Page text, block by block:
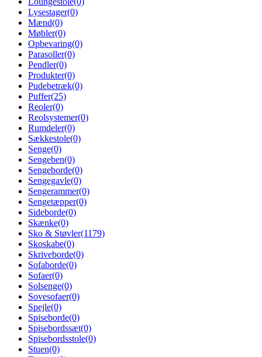
Lysestager(0)
Mænd(0)
Møbler(0)
Opbevaring(0)
Parasoller(0)
Pendler(0)
Produkter(0)
Pudebetræk(0)
Puffer(25)
Reoler(0)
Reolsystemer(0)
Rumdeler(0)
Sækkestole(0)
Senge(0)
Sengeben(0)
Sengeborde(0)
Sengegavle(0)
Sengerammer(0)
Sengetæpper(0)
Sideborde(0)
Skænke(0)
Sko & Støvler(1179)
Skoskabe(0)
Skriveborde(0)
Sofaborde(0)
Sofaer(0)
Solsenge(0)
Sovesofaer(0)
Spejle(0)
Spiseborde(0)
Spisebordssæt(0)
Spisebordsstole(0)
Stuen(0)